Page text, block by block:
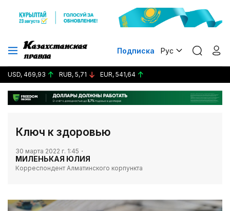
Подписка Рус
USD, 469,93 RUB, 5,71 EUR, 541,64
Ключ к здоровью
30 марта 2022 г. 1:45
МИЛЕНЬКАЯ ЮЛИЯ
Корреспондент Алматинского корпункта